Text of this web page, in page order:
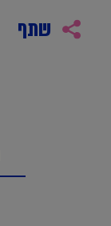
שתף